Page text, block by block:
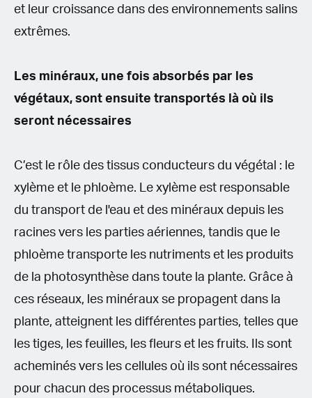
et leur croissance dans des environnements salins
extrêmes.
Les minéraux, une fois absorbés par les
végétaux, sont ensuite transportés là où ils
seront nécessaires
C’est le rôle des tissus conducteurs du végétal : le
xylème et le phloème. Le xylème est responsable
du transport de l'eau et des minéraux depuis les
racines vers les parties aériennes, tandis que le
phloème transporte les nutriments et les produits
de la photosynthèse dans toute la plante. Grâce à
ces réseaux, les minéraux se propagent dans la
plante, atteignent les différentes parties, telles que
les tiges, les feuilles, les fleurs et les fruits. Ils sont
acheminés vers les cellules où ils sont nécessaires
pour chacun des processus métaboliques.